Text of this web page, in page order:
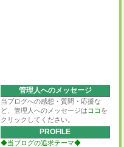
管理人へのメッセージ
当ブログへの感想・質問・応援な
ど、管理人へのメッセージは ココ を
クリックしてください。
PROFILE
◆当ブログの追求テーマ◆